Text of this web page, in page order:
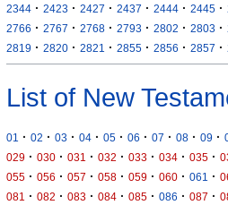
2344 · 2423 · 2427 · 2437 · 2444 · 2445 ·
2766 · 2767 · 2768 · 2793 · 2802 · 2803 ·
2819 · 2820 · 2821 · 2855 · 2856 · 2857 ·
List of New
01 · 02 · 03 · 04 · 05 · 06 · 07 · 08 · 09 ·
029 · 030 · 031 · 032 · 033 · 034 · 035 ·
055 · 056 · 057 · 058 · 059 · 060 · 061 ·
081
· 082 · 083 · 084 · 085 · 086 · 087 ·